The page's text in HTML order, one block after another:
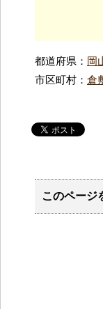
都道府県： 岡
市区町村： 倉
このページ